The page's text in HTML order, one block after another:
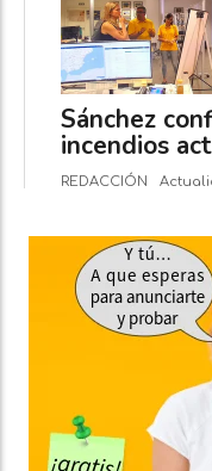
Sánchez
incendios
REDACCIÓN